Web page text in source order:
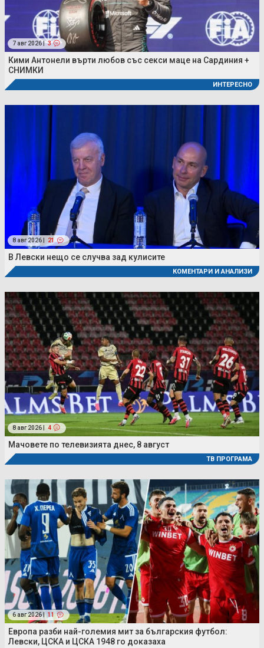
7 авг 2026 | 3
Кими Антонели върти любов със секси маце на Сардиния +
СНИМКИ
ИНТЕРЕСНО
8 авг 2026 | 21
В Левски нещо се случва зад кулисите
КОМЕНТАРИ И АНАЛИЗИ
8 авг 2026 | 4
Мачовете по телевизията днес, 8 август
ТВ ПРОГРАМА
6 авг 2026 | 11
Европа разби най-големия мит за българския футбол:
Левски, ЦСКА и ЦСКА 1948 го доказаха